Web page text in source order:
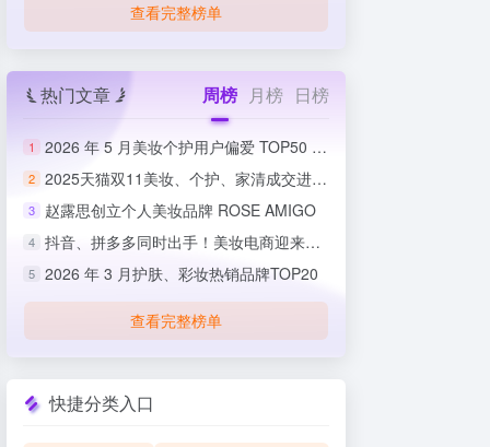
查看完整榜单
热门文章 周榜 月榜 日榜
1 2026 年 5 月美妆个护用户偏爱 TOP50 榜单出炉
2 2025天猫双11美妆、个护、家清成交进度排行榜
3 赵露思创立个人美妆品牌 ROSE AMIGO
4 抖音、拼多多同时出手！美妆电商迎来史上最严整治
5 2026 年 3 月护肤、彩妆热销品牌TOP20
查看完整榜单
快捷分类入口